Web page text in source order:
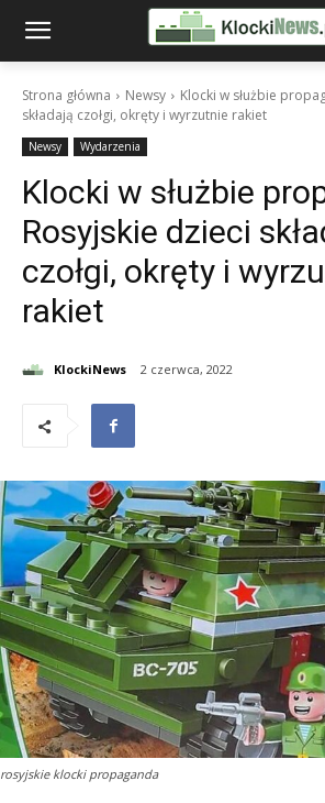
Strona główna Newsy
Klocki w służbie
składają czołgi, okręty i wyrzutnie rakiet
Newsy Wydarzenia
Klocki w służbie
Rosyjskie dzieci
czołgi, okręty i
rakiet
KlockiNews 2 czerwca, 2022
rosyjskie klocki propaganda